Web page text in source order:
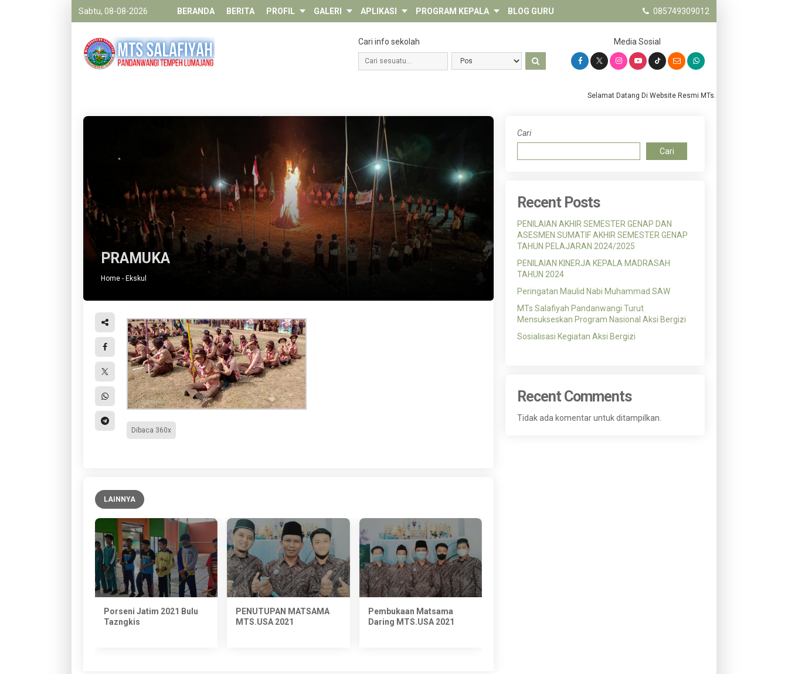
Sabtu, 08-08-2026 BERANDA BERITA PROFIL GALERI APLIKASI PROGRAM KEPALA BLOG GURU 085749309012
Cari info sekolah Media Sosial
Selamat Datang Di Website Resmi MTs. Salafiyah Pandanwangi
PRAMUKA
Home - Ekskul
Dibaca 360x
LAINNYA
Porseni Jatim 2021 Bulu
Tazngkis
PENUTUPAN MATSAMA
MTS.USA 2021
Pembukaan Matsama
Daring MTS.USA 2021
Cari
Cari
Recent Posts
PENILAIAN AKHIR SEMESTER GENAP DAN
ASESMEN SUMATIF AKHIR SEMESTER GENAP
TAHUN PELAJARAN 2024/2025
PENILAIAN KINERJA KEPALA MADRASAH
TAHUN 2024
Peringatan Maulid Nabi Muhammad SAW
MTs Salafiyah Pandanwangi Turut
Mensukseskan Program Nasional Aksi Bergizi
Sosialisasi Kegiatan Aksi Bergizi
Recent Comments
Tidak ada komentar untuk ditampilkan.